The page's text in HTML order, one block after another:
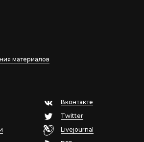
материалов
Вконтакте
Twitter
Livejournal